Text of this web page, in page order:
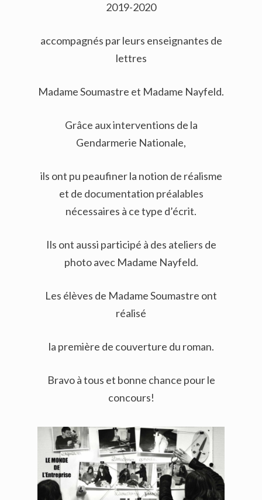
2019-2020
accompagnés par leurs enseignantes de
lettres
Madame Soumastre et Madame Nayfeld.
Grâce aux interventions de la
Gendarmerie Nationale,
ils ont pu peaufiner la notion de réalisme
et de documentation préalables
nécessaires à ce type d’écrit.
Ils ont aussi participé à des ateliers de
photo avec Madame Nayfeld.
Les élèves de Madame Soumastre ont
réalisé
la première de couverture du roman.
Bravo à tous et bonne chance pour le
concours!